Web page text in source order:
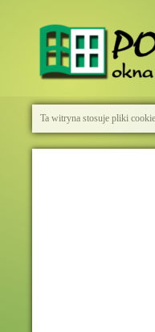
Ta witryna stosuje pliki